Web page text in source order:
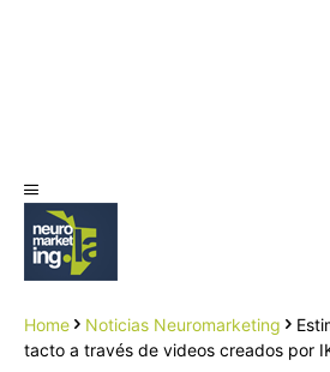
Home Noticias Neuromarketing
tacto a través de videos creados por